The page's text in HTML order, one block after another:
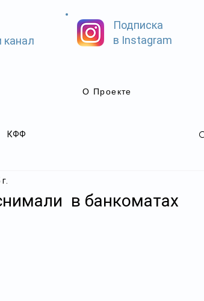
канал
Подписка
в Instagram
О Проекте
КФФ
в банкоматах